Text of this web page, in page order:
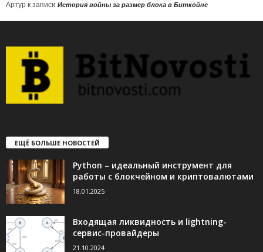
Артур к записи История войны за размер блока в Биткойне
ЕЩЁ БОЛЬШЕ НОВОСТЕЙ
Python – идеальный инструмент для
работы с блокчейном и криптовалютами
18.01.2025
Входящая ликвидность и lightning-
сервис-провайдеры
21.10.2024